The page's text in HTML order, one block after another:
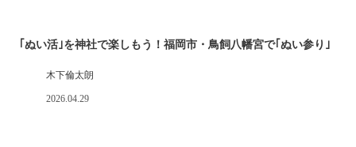
｢ぬい活｣を神社で楽しもう！福岡市・鳥飼八幡宮で｢ぬい参り｣
木下倫太朗
2026.04.29